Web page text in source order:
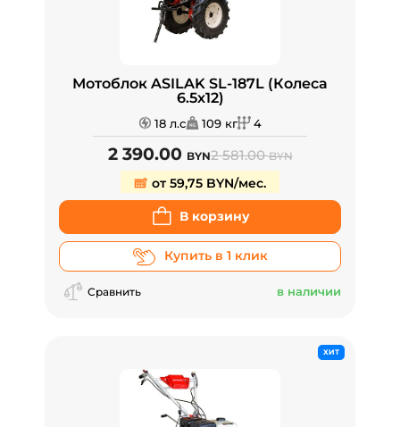
Мотоблок ASILAK SL-187L (Колеса
6.5х12)
18 л.с 109 кг 4
2 390.00 BYN2 581.00BYN
от 59,75 BYN/мес.
В корзину
Купить в 1 клик
Сравнить в наличии
ХИТ